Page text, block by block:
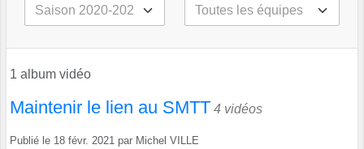
1 album vidéo
Maintenir le lien au SMTT 4 vidéos
Publié le 18 févr. 2021 par Michel VILLE